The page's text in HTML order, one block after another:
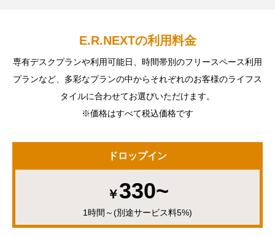
E.R.NEXTの利用料金
専有デスクプランや利用可能日、時間帯別のフリースペース利用
プランなど、多彩なプランの中からそれぞれのお客様のライフス
タイルに合わせてお選びいただけます。
※価格はすべて税込価格です
ドロップイン
￥330~
1時間～(別途サービス料5%)